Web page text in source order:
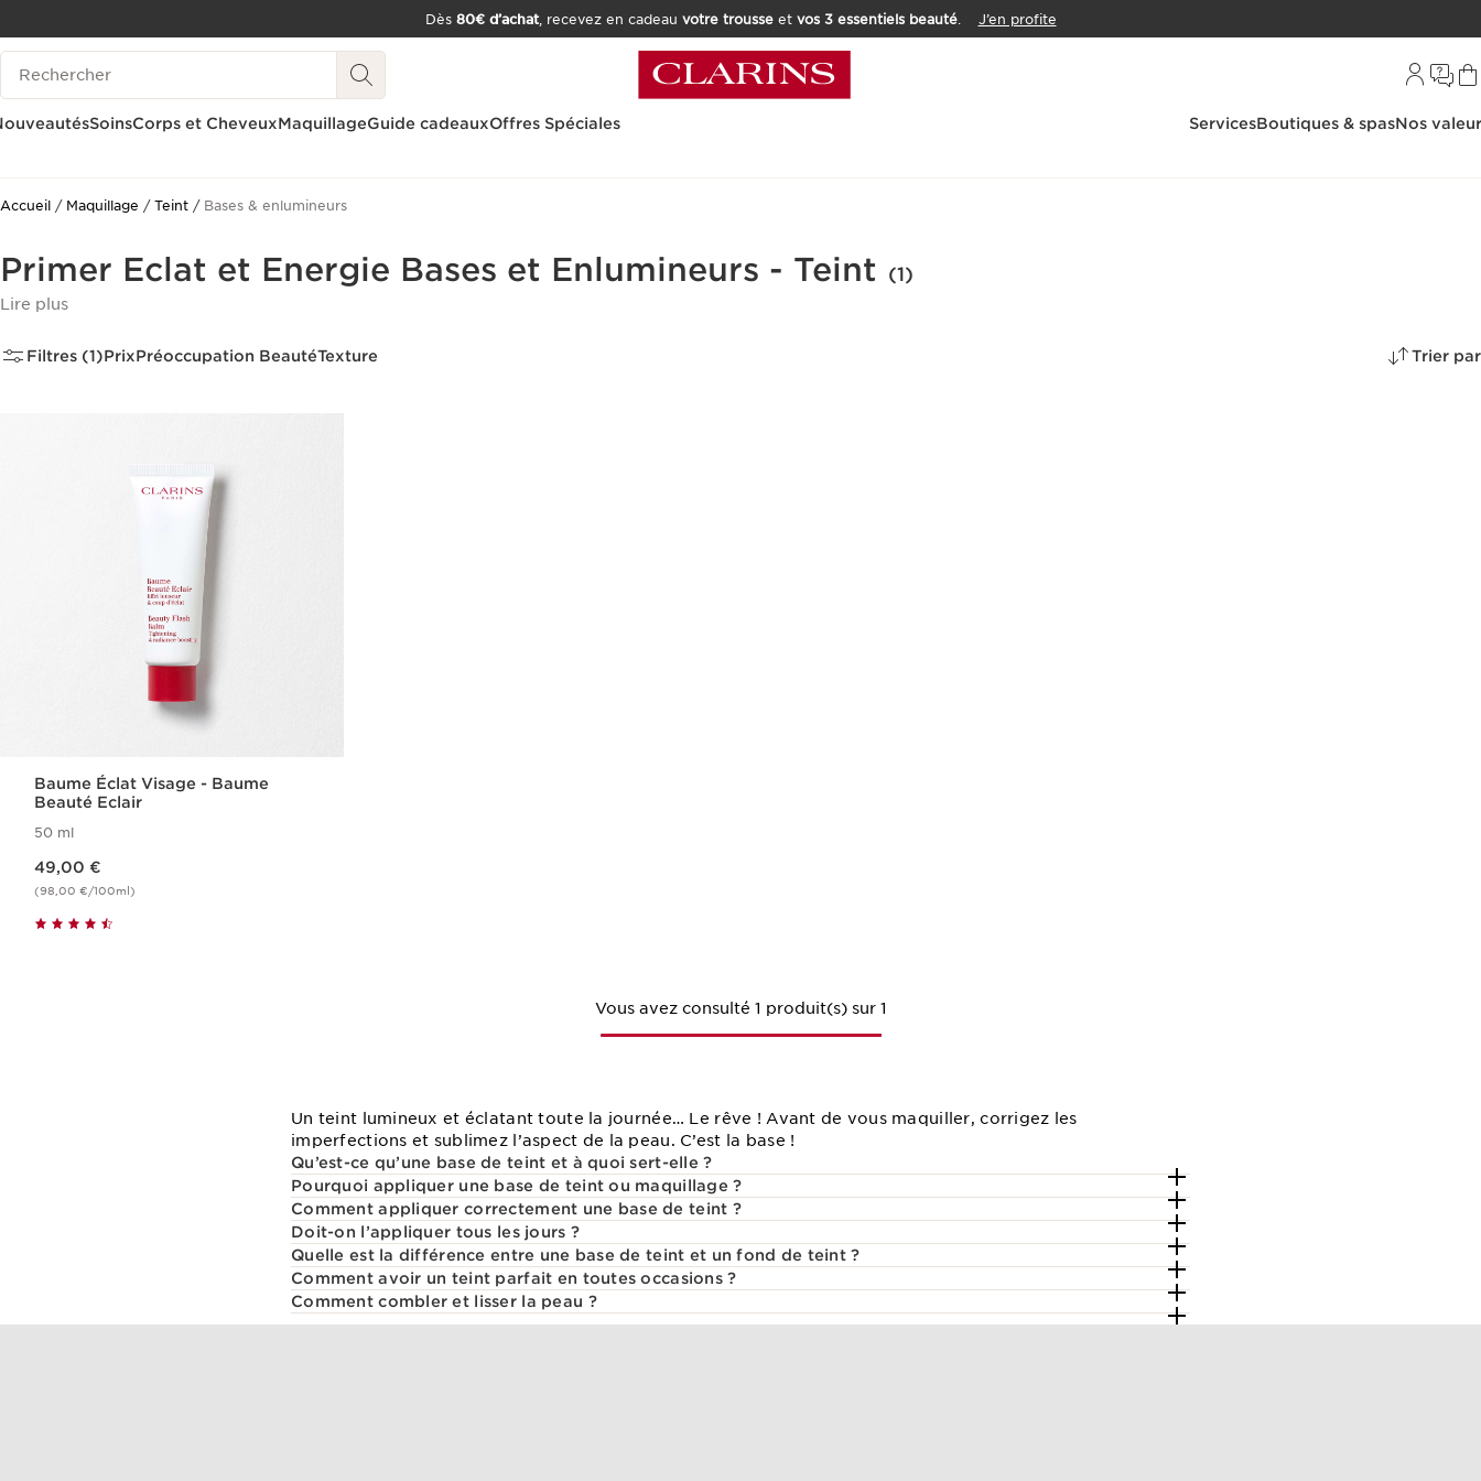
ALLER AU CONTENU
CONSULTER LE PIED DE PAGE
OUTIL D'ACCESSIBILITÉ
Dès 80€ d’achat, recevez en cadeau votre trousseet vos 3 essentiels beauté. J’en profite
Historique des recherches
SoinsCorps et CheveuxMaquillageGuide cadeauxOffres Spéciales ServicesBoutiques & spasNos
Accueil Maquillage Teint Bases & enlumineurs
Primer Eclat et Energie Bases et Enlumineurs - Teint (1)
Lire plus
Filtres (1)PrixPréoccupation BeautéTexture Trier par
Baume Éclat Visage - Baume
Beauté Eclair
50 ml
49,00 €
(98,00 €/100ml)
Vous avez consulté 1 produit(s) sur 1
Un teint lumineux et éclatant toute la journée… Le rêve ! Avant de vous maquiller, corrigez les
imperfections et sublimez l’aspect de la peau. C’est la base !
Qu’est-ce qu’une base de teint et à quoi sert-elle ?
Pourquoi appliquer une base de teint ou maquillage ?
Comment appliquer correctement une base de teint ?
Doit-on l’appliquer tous les jours ?
Quelle est la différence entre une base de teint et un fond de teint ?
Comment avoir un teint parfait en toutes occasions ?
Comment combler et lisser la peau ?